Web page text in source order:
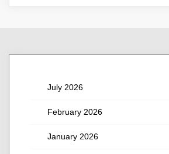
July 2026
February 2026
January 2026